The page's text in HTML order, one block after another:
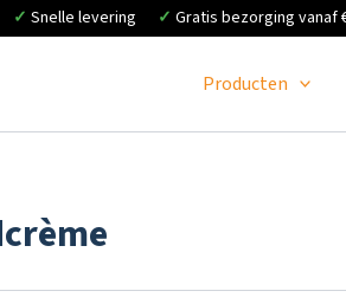
✓ Snelle levering ✓ Gratis bezorging vanaf
Producten